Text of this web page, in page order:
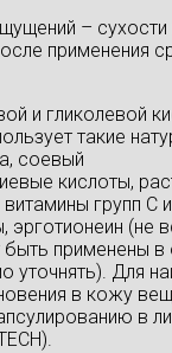
– сухости
применения
и гликолевой
такие
соевый
кислоты,
групп С
эрготионеин (не
применены в
уточнять). Для
в кожу
в